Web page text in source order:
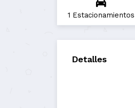
1 Estacionamientos
Detalles